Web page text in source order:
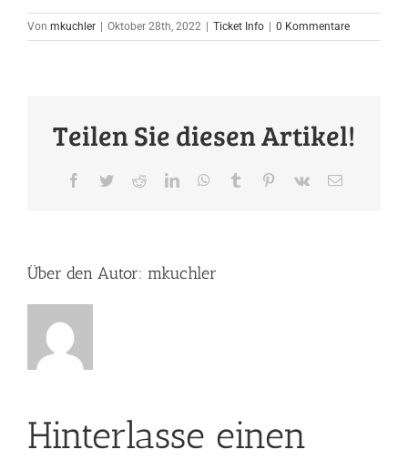
Von mkuchler Oktober 28th, 2022 Ticket Info 0 Kommentare
Teilen Sie diesen Artikel!
Facebook
TwitterRedditLinkedInWhatsApp
Tumblr Pinterest
Vk
E-
Über den Autor: mkuchler
Hinterlasse einen